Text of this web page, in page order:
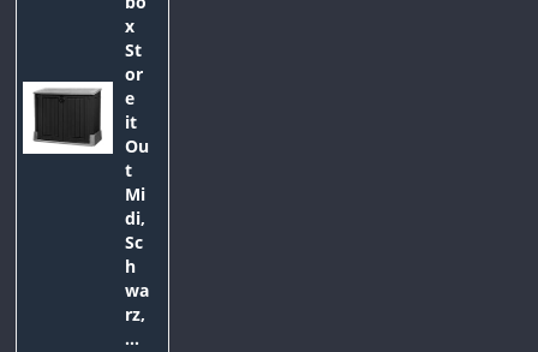
x
St
or
e
it
Ou
t
Mi
di,
Sc
h
wa
rz,
...